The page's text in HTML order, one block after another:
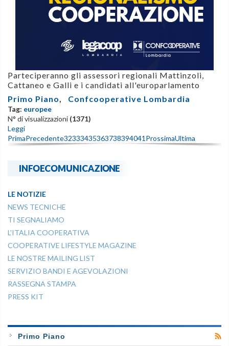
Parteciperanno gli assessori regionali Mattinzoli,
Cattaneo e Galli e i candidati all'europarlamento
Primo Piano, Confcooperative Lombardia
Tag: europee
N° di visualizzazioni (1371)
Leggi
PrimaPrecedente32333435363738394041 ProssimaUltima
INFOECOMUNICAZIONE
LE NOTIZIE
NEWS TECNICHE
TI SEGNALIAMO
L'ITALIA COOPERATIVA
COOPERATIVE LIFESTYLE MAGAZINE
LE NOSTRE MAILING LIST
SERVIZIO BANDI E AGEVOLAZIONI
RASSEGNA STAMPA
PRESS KIT
Primo Piano